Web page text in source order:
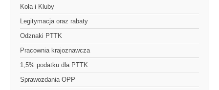
Koła i Kluby
Legitymacja oraz rabaty
Odznaki PTTK
Pracownia krajoznawcza
1,5% podatku dla PTTK
Sprawozdania OPP